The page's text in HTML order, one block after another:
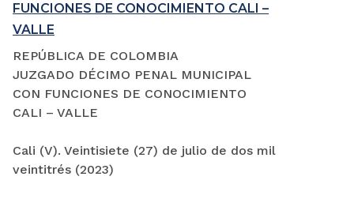
FUNCIONES DE CONOCIMIENTO CALI –
VALLE
REPÚBLICA DE COLOMBIA
JUZGADO DÉCIMO PENAL MUNICIPAL
CON FUNCIONES DE CONOCIMIENTO
CALI – VALLE
Cali (V). Veintisiete (27) de julio de dos mil
veintitrés (2023)